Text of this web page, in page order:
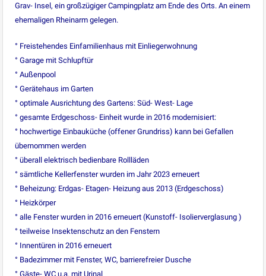
Grav- Insel, ein großzügiger Campingplatz am Ende des Orts. An einem
ehemaligen Rheinarm gelegen.
° Freistehendes Einfamilienhaus mit Einliegerwohnung
° Garage mit Schlupftür
° Außenpool
° Gerätehaus im Garten
° optimale Ausrichtung des Gartens: Süd- West- Lage
° gesamte Erdgeschoss- Einheit wurde in 2016 modernisiert:
° hochwertige Einbauküche (offener Grundriss) kann bei Gefallen
übernommen werden
° überall elektrisch bedienbare Rollläden
° sämtliche Kellerfenster wurden im Jahr 2023 erneuert
° Beheizung: Erdgas- Etagen- Heizung aus 2013 (Erdgeschoss)
° Heizkörper
° alle Fenster wurden in 2016 erneuert (Kunstoff- Isolierverglasung )
° teilweise Insektenschutz an den Fenstern
° Innentüren in 2016 erneuert
° Badezimmer mit Fenster, WC, barrierefreier Dusche
° Gäste- WC u.a. mit Urinal